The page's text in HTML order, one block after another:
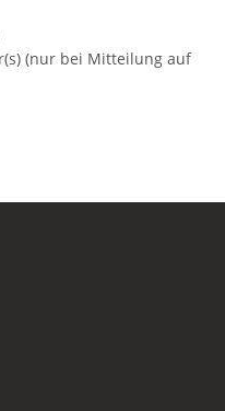
(nur bei Mitteilung auf